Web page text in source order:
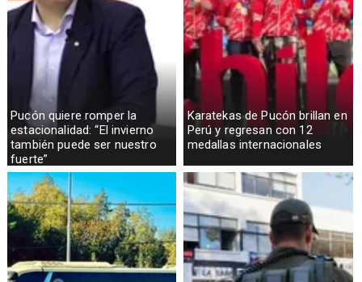
Pucón quiere romper la
estacionalidad: “El invierno
también puede ser nuestro
fuerte”
Karatekas de Pucón brillan en
Perú y regresan con 12
medallas internacionales